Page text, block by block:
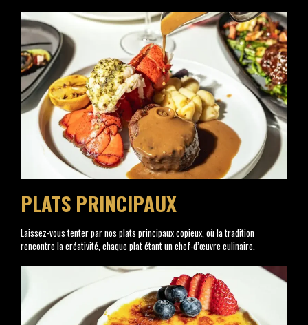
PLATS PRINCIPAUX
Laissez-vous tenter par nos plats principaux copieux, où la tradition
rencontre la créativité, chaque plat étant un chef-d’œuvre culinaire.